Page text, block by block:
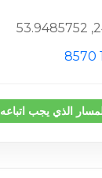
الذي يجب اتباعه